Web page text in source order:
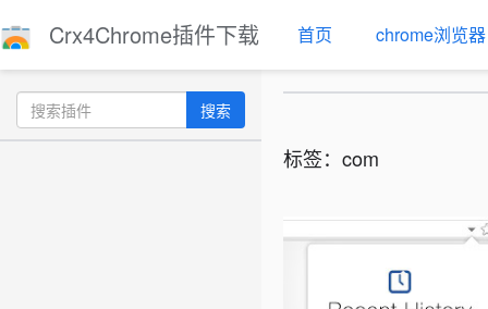
Crx4Chrome插件下载 首页 chrome浏览器
搜索
标签：com